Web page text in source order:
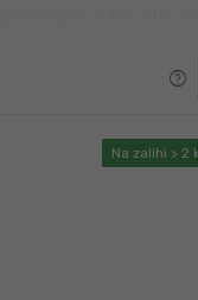
dobu, stilu
help
Na zalihi > 2